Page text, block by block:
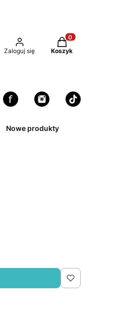
Zaloguj się
Produkty w
Koszyk
Nowe produkty